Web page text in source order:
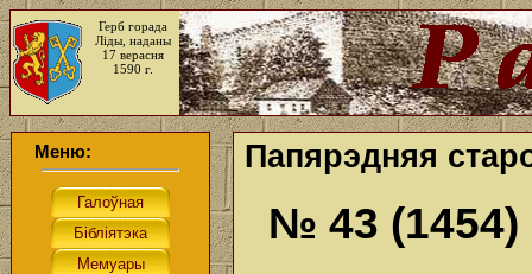
Герб горада
Ліды, наданы
17 верасня
1590 г.
Меню: Папярэдняя
№ 43 (1454)